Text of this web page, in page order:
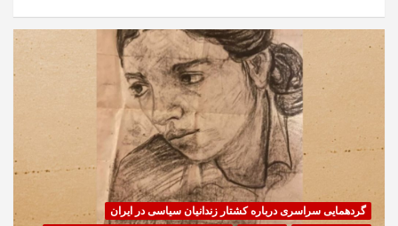
گردهمایی سراسری درباره کشتار زندانیان سیاسی در ایران